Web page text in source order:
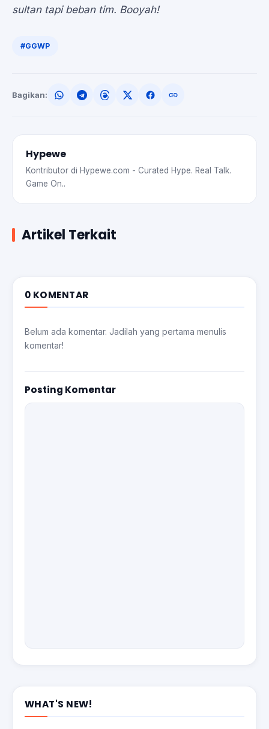
sultan tapi beban tim. Booyah!
#GGWP
Bagikan:
Hypewe
Kontributor di Hypewe.com - Curated Hype. Real Talk.
Game On..
Artikel Terkait
0 KOMENTAR
Belum ada komentar. Jadilah yang pertama menulis
komentar!
Posting Komentar
WHAT'S NEW!